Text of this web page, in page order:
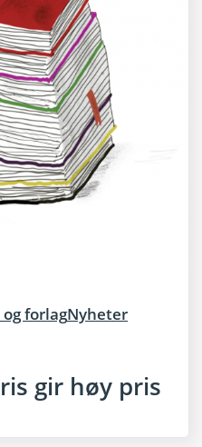
og forlagNyheter
gir høy pris